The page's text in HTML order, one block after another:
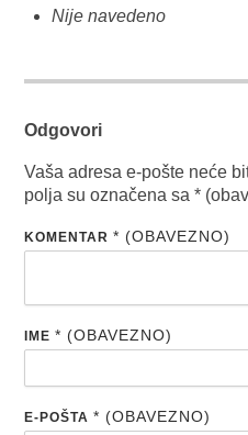
Nije navedeno
Odgovori
Vaša adresa e-pošte neće
polja su označena sa*
KOMENTAR* (OBAVEZNO)
IME* (OBAVEZNO)
E-POŠTA* (OBAVEZNO)